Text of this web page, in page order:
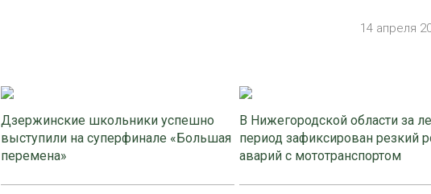
14 апреля
Дзержинские школьники успешно
выступили на суперфинале «Большая
перемена»
В Нижегородской области за
период зафиксирован резкий
аварий с мототранспортом